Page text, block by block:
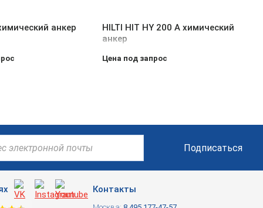
анкер
HILTI HIT HY 200 A химический
анкер
Цена под запрос
Подписаться
Контакты